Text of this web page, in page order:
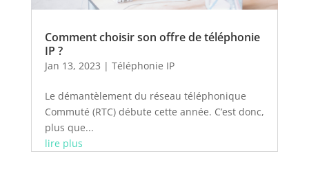
Comment choisir son offre de téléphonie
IP ?
Jan 13, 2023 | Téléphonie IP
Le démantèlement du réseau téléphonique
Commuté (RTC) débute cette année. C’est donc,
plus que...
lire plus